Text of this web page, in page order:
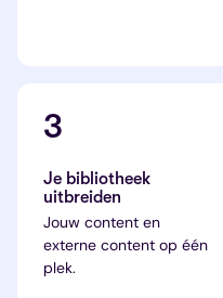
3
Je bibliotheek
uitbreiden
Jouw content en
externe content op één
plek.